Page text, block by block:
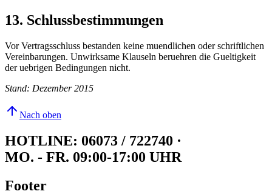
13. Schlussbestimmungen
Vor Vertragsschluss bestanden keine muendlichen oder schriftlichen
Vereinbarungen. Unwirksame Klauseln beruehren die Gueltigkeit
der uebrigen Bedingungen nicht.
Stand: Dezember 2015
Nach oben
HOTLINE: 06073 / 722740 ·
MO. - FR. 09:00-17:00 UHR
Footer